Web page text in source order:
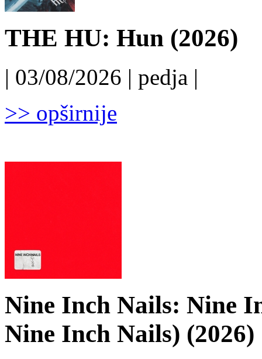
THE HU: Hun (2026)
| 03/08/2026 | pedja |
>> opširnije
Nine Inch Nails: Nine
Nine Inch Nails) (2026)